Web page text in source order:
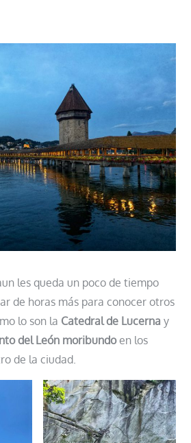
les queda un poco de tiempo
de horas más para conocer otros
lo son la Catedral de Lucerna y
del León moribundoen los
de la ciudad.